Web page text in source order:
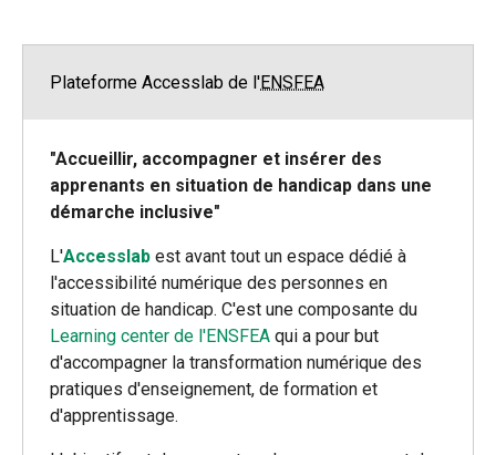
Plateforme Accesslab de l'ENSFEA
"Accueillir, accompagner et insérer des
apprenants en situation de handicap dans une
démarche inclusive"
L'Accesslab est avant tout un espace dédié à
l'accessibilité numérique des personnes en
situation de handicap. C'est une composante du
Learning center de l'ENSFEA qui a pour but
d'accompagner la transformation numérique des
pratiques d'enseignement, de formation et
d'apprentissage.